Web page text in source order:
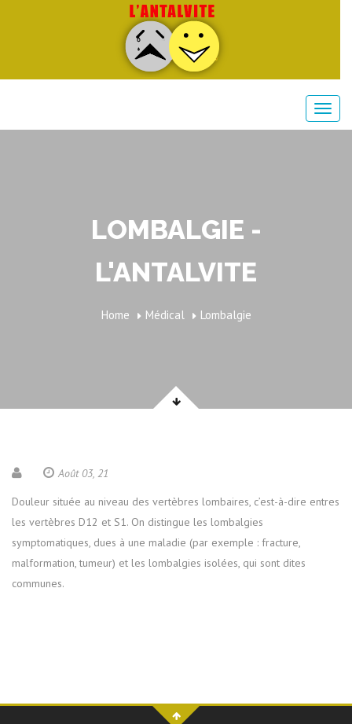
LOMBALGIE -
L'ANTALVITE
Home Médical Lombalgie
Août 03, 21
Douleur située au niveau des vertèbres lombaires, c’est-à-dire entres
les vertèbres D12 et S1. On distingue les lombalgies
symptomatiques, dues à une maladie (par exemple : fracture,
malformation, tumeur) et les lombalgies isolées, qui sont dites
communes.